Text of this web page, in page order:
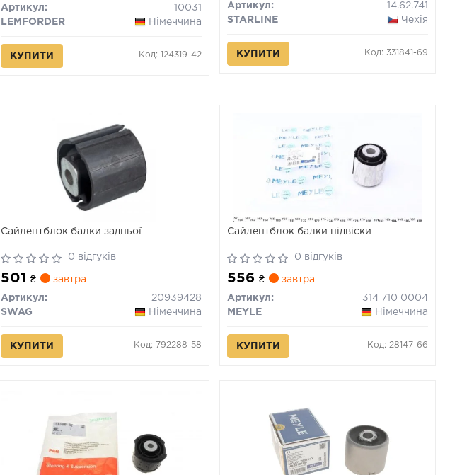
Артикул:
10031
LEMFORDER
Німеччина
КУПИТИ Код: 124319-42
Артикул:
14.62.741
STARLINE
Чехія
КУПИТИ Код: 331841-69
Сайлентблок балки задньої
0 відгуків
501₴ завтра
Артикул:
20939428
SWAG
Німеччина
КУПИТИ Код: 792288-58
Сайлентблок балки підвіски
0 відгуків
556₴ завтра
Артикул:
314 710 0004
MEYLE
Німеччина
КУПИТИ Код: 28147-66